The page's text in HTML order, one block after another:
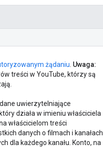
żądaniu Uwaga:
treści w YouTube, którzy są
uwierzytelniające
działa w imieniu właściciela
właścicielom treści
danych o filmach i kanałach
dla każdego kanału. Konto, na